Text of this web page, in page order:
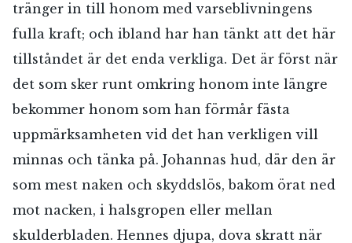
tränger in till honom med varseblivningens
fulla kraft; och ibland har han tänkt att det här
tillståndet är det enda verkliga. Det är först när
det som sker runt omkring honom inte längre
bekommer honom som han förmår fästa
uppmärksamheten vid det han verkligen vill
minnas och tänka på. Johannas hud, där den är
som mest naken och skyddslös, bakom örat ned
mot nacken, i halsgropen eller mellan
skulderbladen. Hennes djupa, dova skratt när